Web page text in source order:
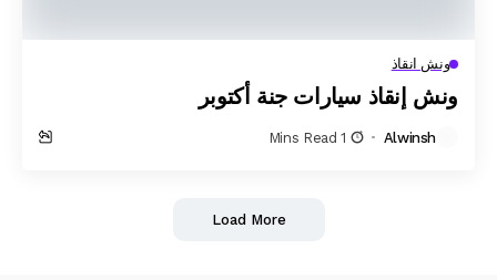
ونش انقاذ
ونش إنقاذ سيارات جنة أكتوبر
Alwinsh
1 Mins Read
Load More